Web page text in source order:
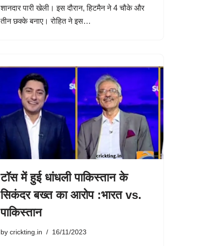
शानदार पारी खेली। इस दौरान, हिटमैन ने 4 चौके और
तीन छक्के बनाए। रोहित ने इस…
टॉस में हुई धांधली पाकिस्तान के
सिकंदर बख्त का आरोप :भारत vs.
पाकिस्तान
by crickting.in 16/11/2023